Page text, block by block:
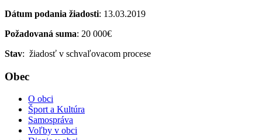
Dátum podania žiadosti: 13.03.2019
Požadovaná suma: 20 000€
Stav: žiadosť v schvaľovacom procese
Obec
O obci
Šport a Kultúra
Samospráva
Voľby v obci